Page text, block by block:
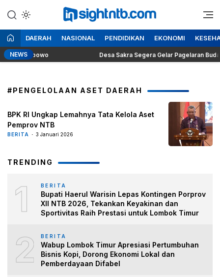
ke
konten
Insight NTB
Berita Seputar NTB
DAERAH NASIONAL PENDIDIKAN EKONOMI
NEWS
Prabowo Desa Sakra Segera Gelar Pagelaran Budaya
#PENGELOLAAN ASET DAERAH
BPK RI Ungkap Lemahnya Tata Kelola Aset
Pemprov NTB
BERITA 3 Januari 2026
TRENDING
1 BERITA
Bupati Haerul Warisin Lepas Kontingen Porprov
XII NTB 2026, Tekankan Keyakinan dan
Sportivitas Raih Prestasi untuk Lombok Timur
2 BERITA
Wabup Lombok Timur Apresiasi Pertumbuhan
Bisnis Kopi, Dorong Ekonomi Lokal dan
Pemberdayaan Difabel